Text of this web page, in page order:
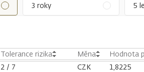
3 roky 5
Tolerance rizika Měna Hodnota
2 / 7 CZK 1,8225